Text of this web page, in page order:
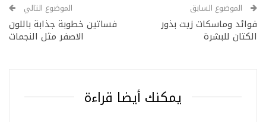
الموضوع السابق
فوائد وماسكات زيت بذور
الكتان للبشرة
الموضوع التالي
فساتين خطوبة جذابة باللون
الاصفر مثل النجمات
يمكنك أيضا قراءة